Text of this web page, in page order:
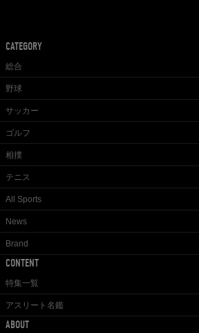
CATEGORY
総合
野球
サッカー
ゴルフ
相撲
テニス
All Sports
News
Brand
CONTENT
特集一覧
アスリート名鑑
ABOUT